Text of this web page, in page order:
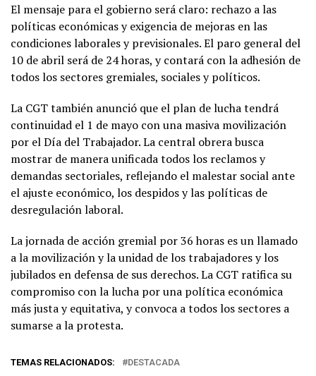
El mensaje para el gobierno será claro: rechazo a las
políticas económicas y exigencia de mejoras en las
condiciones laborales y previsionales. El paro general del
10 de abril será de 24 horas, y contará con la adhesión de
todos los sectores gremiales, sociales y políticos.
La CGT también anunció que el plan de lucha tendrá
continuidad el 1 de mayo con una masiva movilización
por el Día del Trabajador. La central obrera busca
mostrar de manera unificada todos los reclamos y
demandas sectoriales, reflejando el malestar social ante
el ajuste económico, los despidos y las políticas de
desregulación laboral.
La jornada de acción gremial por 36 horas es un llamado
a la movilización y la unidad de los trabajadores y los
jubilados en defensa de sus derechos. La CGT ratifica su
compromiso con la lucha por una política económica
más justa y equitativa, y convoca a todos los sectores a
sumarse a la protesta.
TEMAS RELACIONADOS: DESTACADA